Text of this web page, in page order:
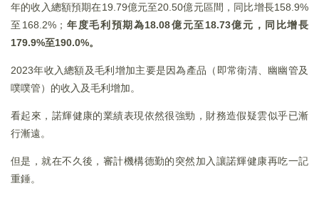
年的收入總額預期在19.79億元至20.50億元區間，同比增長158.9%
至168.2%； 年度毛利預期為18.08億元至18.73億元，同比增長
179.9%至190.0%。
2023年收入總額及毛利增加主要是因為產品（即常衛清、幽幽管及
噗噗管）的收入及毛利增加。
看起來，諾輝健康的業績表現依然很強勁，財務造假疑雲似乎已漸
行漸遠。
但是，就在不久後，審計機構德勤的突然加入讓諾輝健康再吃一記
重錘。